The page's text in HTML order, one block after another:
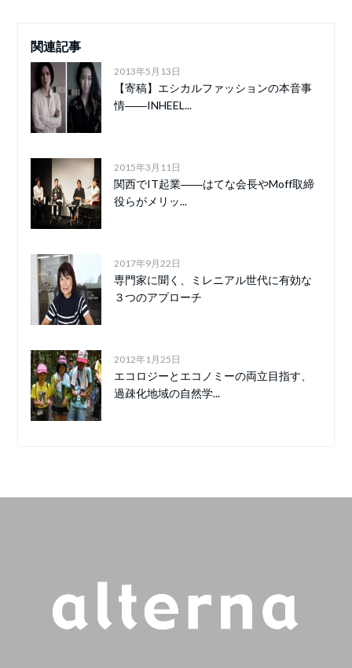
関連記事
2013年5月13日
【寄稿】エシカルファッションの本音事
情――INHEEL...
2015年3月11日
関西でIT起業――はてな会長やMoff取締
役らがメリッ...
2017年9月22日
専門家に聞く、ミレニアル世代に有効な
３つのアプローチ
2012年1月25日
エコロジーとエコノミーの両立目指す、
過疎化地域の自然学...